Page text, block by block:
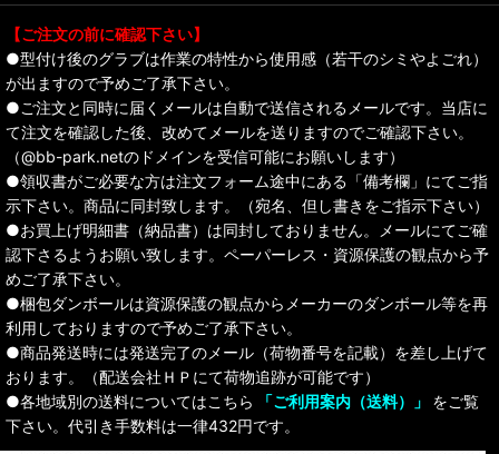
【ご注文の前に確認下さい】
●型付け後のグラブは作業の特性から使用感（若干のシミやよごれ）
が出ますので予めご了承下さい。
●ご注文と同時に届くメールは自動で送信されるメールです。当店に
て注文を確認した後、改めてメールを送りますのでご確認下さい。
（@bb-park.netのドメインを受信可能にお願いします）
●領収書がご必要な方は注文フォーム途中にある「備考欄」にてご指
示下さい。商品に同封致します。（宛名、但し書きをご指示下さい）
●お買上げ明細書（納品書）は同封しておりません。メールにてご確
認下さるようお願い致します。ペーパーレス・資源保護の観点から予
めご了承下さい。
●梱包ダンボールは資源保護の観点からメーカーのダンボール等を再
利用しておりますので予めご了承下さい。
●商品発送時には発送完了のメール（荷物番号を記載）を差し上げて
おります。（配送会社ＨＰにて荷物追跡が可能です）
●各地域別の送料についてはこちら
「ご利用案内（送料）」 をご覧
下さい。代引き手数料は一律432円です。